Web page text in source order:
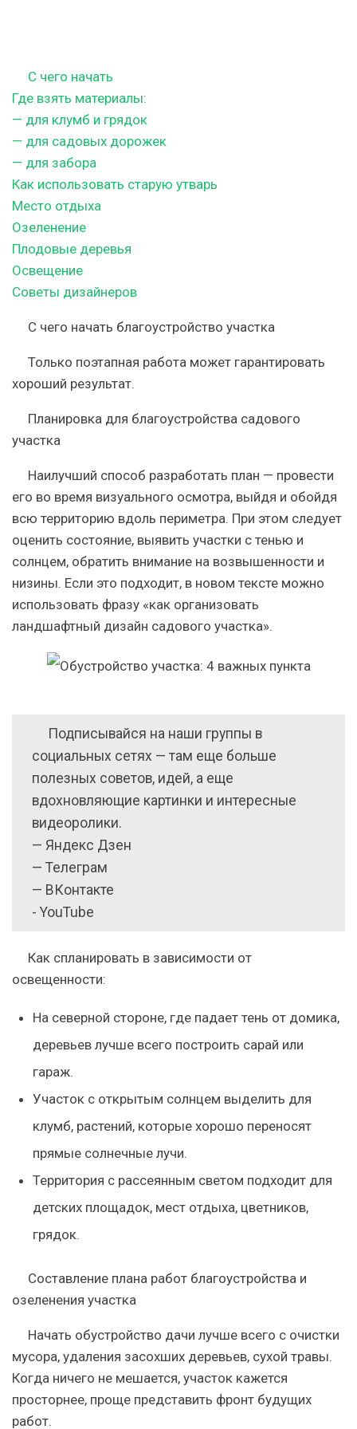
С чего начать
Где взять материалы:
— для клумб и грядок
— для садовых дорожек
— для забора
Как использовать старую утварь
Место отдыха
Озеленение
Плодовые деревья
Освещение
Советы дизайнеров
С чего начать благоустройство участка
Только поэтапная работа может гарантировать
хороший результат.
Планировка для благоустройства садового
участка
Наилучший способ разработать план — провести
его во время визуального осмотра, выйдя и обойдя
всю территорию вдоль периметра. При этом следует
оценить состояние, выявить участки с тенью и
солнцем, обратить внимание на возвышенности и
низины. Если это подходит, в новом тексте можно
использовать фразу «как организовать
ландшафтный дизайн садового участка».
Подписывайся на наши группы в
социальных сетях — там еще больше
полезных советов, идей, а еще
вдохновляющие картинки и интересные
видеоролики.
— Яндекс Дзен
— Телеграм
— ВКонтакте
​​​​​​​- YouTube
Как спланировать в зависимости от
освещенности:
На северной стороне, где падает тень от домика,
деревьев лучше всего построить сарай или
гараж.
Участок с открытым солнцем выделить для
клумб, растений, которые хорошо переносят
прямые солнечные лучи.
Территория с рассеянным светом подходит для
детских площадок, мест отдыха, цветников,
грядок.
Составление плана работ благоустройства и
озеленения участка
Начать обустройство дачи лучше всего с очистки
мусора, удаления засохших деревьев, сухой травы.
Когда ничего не мешается, участок кажется
просторнее, проще представить фронт будущих
работ.